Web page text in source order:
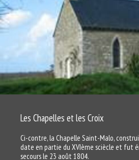
Les Chapelles et les Croix
Ci-contre, la Chapelle Saint-Malo,
date en partie du XVIème sciècle et fut
secours le 23 août 1804.